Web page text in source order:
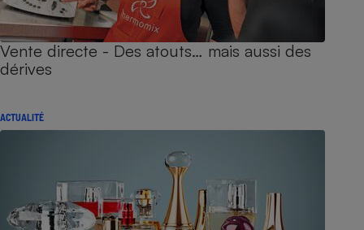
Vente directe - Des atouts… mais aussi des
dérives
ACTUALITÉ